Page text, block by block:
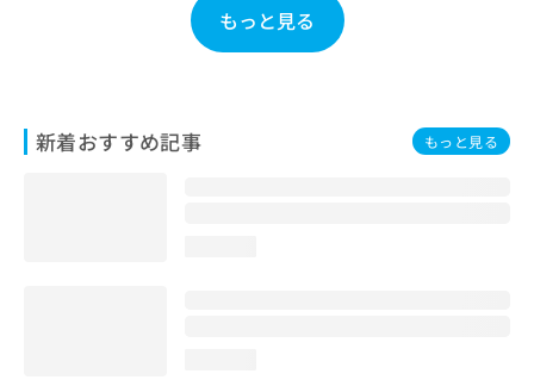
もっと見る
新着おすすめ記事 もっと見る
せ
は